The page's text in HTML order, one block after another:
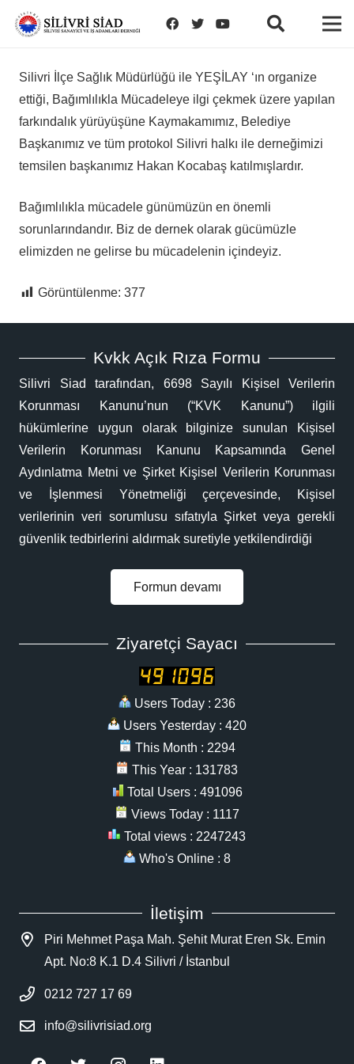
Silivri İlçe Sağlık Müdürlüğü ile YEŞİLAY ‘ın organize
ettiği, Bağımlılıkla Mücadeleye ilgi çekmek üzere yapılan
farkındalık yürüyüşüne Kaymakamımız, Belediye
Başkanımız ve tüm protokol Silivri halkı ile derneğimizi
temsilen başkanımız Hakan Kocabaş katılmışlardır.
Bağımlılıkla mücadele günümüzün en önemli
sorunlarındandır. Biz de dernek olarak gücümüzle
elimizden ne gelirse bu mücadelenin içindeyiz.
Görüntülenme: 377
Kvkk Açık Rıza Formu
Silivri Siad tarafından, 6698 Sayılı Kişisel Verilerin
Korunması Kanunu’nun (“KVK Kanunu”) ilgili
hükümlerine uygun olarak bilginize sunulan Kişisel
Verilerin Korunması Kanunu Kapsamında Genel
Aydınlatma Metni ve Şirket Kişisel Verilerin Korunması
ve İşlenmesi Yönetmeliği çerçevesinde, Kişisel
verilerinin veri sorumlusu sıfatıyla Şirket veya gerekli
güvenlik tedbirlerini aldırmak suretiyle yetkilendirdiği
Formun devamı
Ziyaretçi Sayacı
Users Today : 236
Users Yesterday : 420
This Month : 2294
This Year : 131783
Total Users : 491096
Views Today : 1117
Total views : 2247243
Who's Online : 8
İletişim
Piri Mehmet Paşa Mah. Şehit Murat Eren Sk. Emin
Apt. No:8 K.1 D.4 Silivri / İstanbul
0212 727 17 69
info@silivrisiad.org